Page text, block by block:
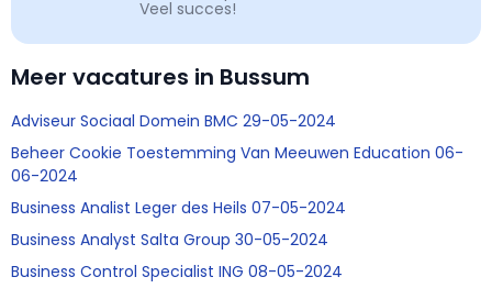
Veel succes!
Meer vacatures in Bussum
Adviseur Sociaal Domein BMC 29-05-2024
Beheer Cookie Toestemming Van Meeuwen Education 06-
06-2024
Business Analist Leger des Heils 07-05-2024
Business Analyst Salta Group 30-05-2024
Business Control Specialist ING 08-05-2024